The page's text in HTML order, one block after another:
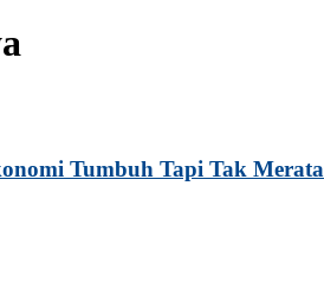
Tumbuh Tapi Tak Merata